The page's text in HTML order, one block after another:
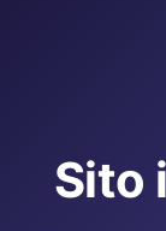
Sito